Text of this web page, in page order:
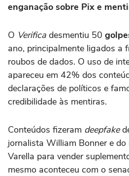
enganação sobre Pix e
O Verifica desmentiu 50
ano, principalmente ligados a
roubos de dados. O uso de
apareceu em 42% dos
declarações de políticos e
credibilidade às mentiras.
Conteúdos fizeram deepfake
jornalista William Bonner e
Varella para vender
mesmo aconteceu com o